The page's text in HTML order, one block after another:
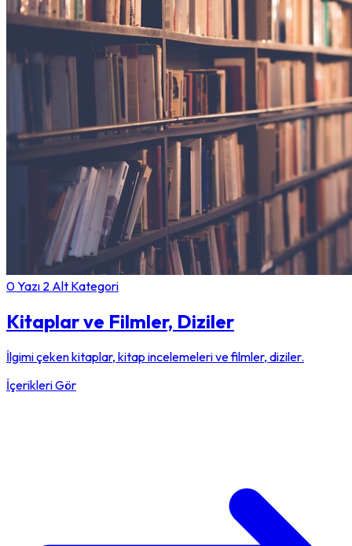
0 Yazı 2 Alt Kategori
Kitaplar ve Filmler, Diziler
İlgimi çeken kitaplar, kitap incelemeleri ve filmler, diziler.
İçerikleri Gör